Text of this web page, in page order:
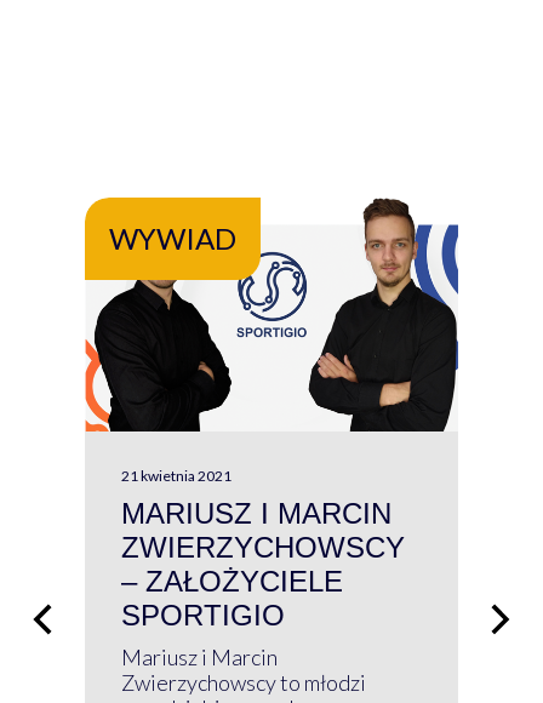
WYWIAD
21 kwietnia 2021
MARIUSZ I MARCIN
ZWIERZYCHOWSCY
– ZAŁOŻYCIELE
SPORTIGIO
Mariusz i Marcin
Zwierzychowscy to młodzi